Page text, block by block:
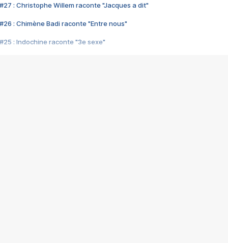
#27 : Christophe Willem raconte "Jacques a dit"
#26 : Chimène Badi raconte "Entre nous"
#25 : Indochine raconte "3e sexe"